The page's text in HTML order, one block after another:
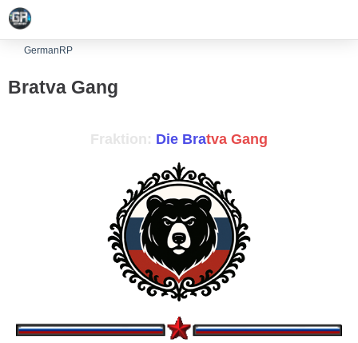
GermanRP
Bratva Gang
Fraktion: Die Bratva Gang